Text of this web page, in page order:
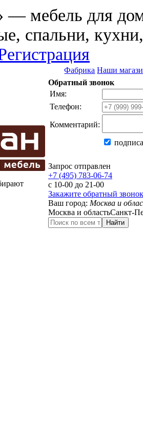
— мебель для
спальни,
Фабрика Наши
Обратный звонок
Имя:
Телефон:
Комментарий:
Запрос отправлен
+7 (495) 783-06-74
с 10-00 до 21-00
Закажите обратный звонок
Ваш город: Москва и
Москва и областьСанкт-
Найти